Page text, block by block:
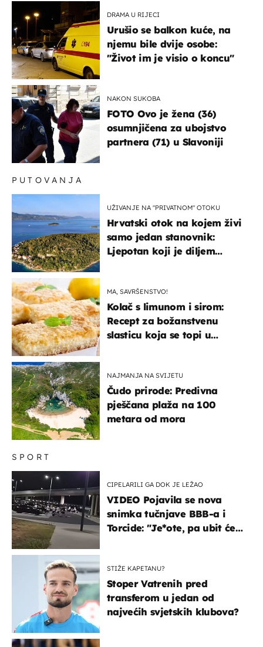
DRAMA U RIJECI
Urušio se balkon kuće, na
njemu bile dvije osobe:
"Život im je visio o koncu"
NAKON SUKOBA
FOTO Ovo je žena (36)
osumnjičena za ubojstvo
partnera (71) u Slavoniji
SPORT
CIPELARILI GA DOK JE LEŽAO
VIDEO Pojavila se nova
snimka tučnjave BBB-a i
Torcide: "Je*ote, pa ubit će
STIŽE KAPETANU?
Stoper Vatrenih pred
transferom u jedan od
najvećih svjetskih klubova?
PUTOVANJA
UŽIVANJE NA "PRIVATNOM" OTOKU
Hrvatski otok na kojem živi
samo jedan stanovnik:
Ljepotan koji je diljem
MA, SAVRŠENSTVO!
Kolač s limunom i sirom:
Recept za božanstvenu
slasticu koja se topi u
NAJMANJA NA SVIJETU
Čudo prirode: Predivna
pješčana plaža na 100
metara od mora